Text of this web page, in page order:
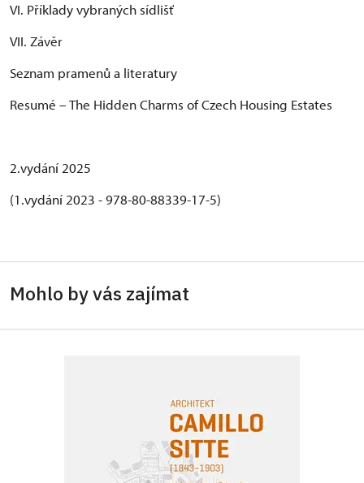
VI. Příklady vybraných sídlišť
VII. Závěr
Seznam pramenů a literatury
Resumé – The Hidden Charms of Czech Housing Estates
2.vydání 2025
(1.vydání 2023 - 978-80-88339-17-5)
Mohlo by vás zajímat